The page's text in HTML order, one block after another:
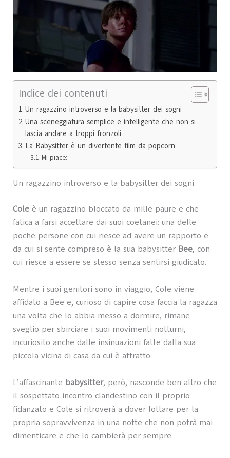
Indice dei contenuti
Un ragazzino introverso e la babysitter dei sogni
Una sceneggiatura semplice e intelligente che non si
lascia andare a troppi fronzoli
La Babysitter è un divertente film da popcorn
Mi piace:
Un ragazzino introverso e la babysitter dei sogni
Coleè un ragazzino bloccato da mille paure e che
fatica a farsi accettare dai suoi coetanei: una delle
poche persone con cui riesce ad avere un rapporto e
da cui si sente compreso è la sua babysitter Bee, con
cui riesce a essere se stesso senza sentirsi giudicato.
Mentre i suoi genitori sono in viaggio, Cole viene
affidato a Bee e, curioso di capire cosa faccia la ragazza
una volta che lo abbia messo a dormire, rimane
sveglio per sbirciare i suoi movimenti notturni,
incuriosito anche dalle insinuazioni fatte dalla sua
piccola vicina di casa da cui è attratto.
L’affascinante babysitter, però, nasconde ben altro che
il sospettato incontro clandestino con il proprio
fidanzato e Cole si ritroverà a dover lottare per la
propria sopravvivenza in una notte che non potrà mai
dimenticare e che lo cambierà per sempre.